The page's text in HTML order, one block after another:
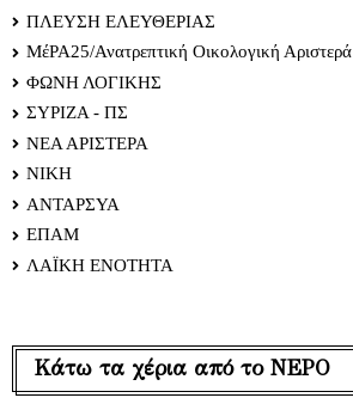
ΠΛΕΥΣΗ ΕΛΕΥΘΕΡΙΑΣ
ΜέΡΑ25/Ανατρεπτική Οικολογική Αριστερά
ΦΩΝΗ ΛΟΓΙΚΗΣ
ΣΥΡΙΖΑ - ΠΣ
ΝΕΑ ΑΡΙΣΤΕΡΑ
ΝΙΚΗ
ΑΝΤΑΡΣΥΑ
ΕΠΑΜ
ΛΑΪΚΗ ΕΝΟΤΗΤΑ
Κάτω τα χέρια από το ΝΕΡΟ